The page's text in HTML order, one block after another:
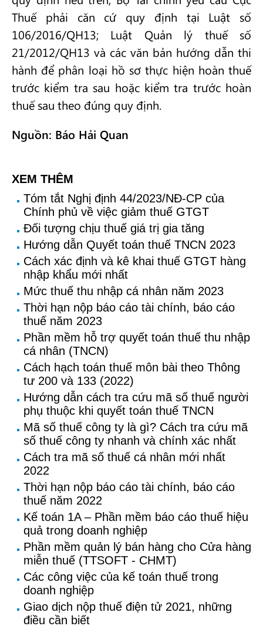
Thuế phải căn cứ quy định tại Luật số
106/2016/QH13; Luật Quản lý thuế số
21/2012/QH13 và các văn bản hướng dẫn thi
hành để phân loại hồ sơ thực hiện hoàn thuế
trước kiểm tra sau hoặc kiểm tra trước hoàn
thuế sau theo đúng quy định.
Nguồn: Báo Hải Quan
XEM THÊM
Tóm tắt Nghị định 44/2023/NĐ-CP của
Chính phủ về việc giảm thuế GTGT
Đối tượng chịu thuế giá trị gia tăng
Hướng dẫn Quyết toán thuế TNCN 2023
Cách xác định và kê khai thuế GTGT hàng
nhập khẩu mới nhất
Mức thuế thu nhập cá nhân năm 2023
Thời hạn nộp báo cáo tài chính, báo cáo
thuế năm 2023
Phần mềm hỗ trợ quyết toán thuế thu nhập
cá nhân (TNCN)
Cách hạch toán thuế môn bài theo Thông
tư 200 và 133 (2022)
Hướng dẫn cách tra cứu mã số thuế người
phụ thuộc khi quyết toán thuế TNCN
Mã số thuế công ty là gì? Cách tra cứu mã
số thuế công ty nhanh và chính xác nhất
Cách tra mã số thuế cá nhân mới nhất
2022
Thời hạn nộp báo cáo tài chính, báo cáo
thuế năm 2022
Kế toán 1A – Phần mềm báo cáo thuế hiệu
quả trong doanh nghiệp
Phần mềm quản lý bán hàng cho Cửa hàng
miễn thuế (TTSOFT - CHMT)
Các công việc của kế toán thuế trong
doanh nghiệp
Giao dịch nộp thuế điện tử 2021, những
điều cần biết